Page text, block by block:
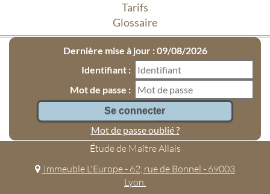
Tarifs
Glossaire
Dernière mise à jour : 09/08/2026
Identifiant :
Mot de passe :
Mot de passe oublié ?
Étude de Maître Allais
Immeuble L'Europe - 62, rue de Bonnel - 69003
Lyon.